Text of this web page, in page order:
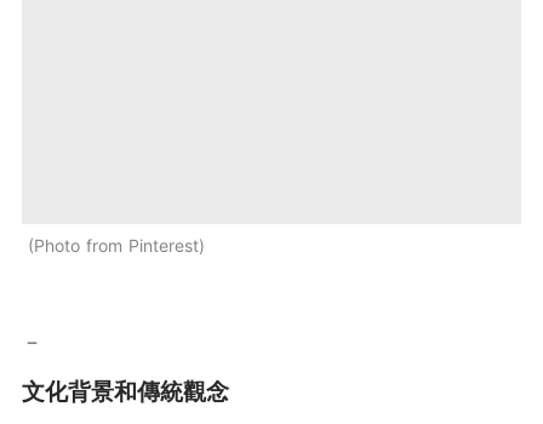
Photo from Pinterest
－
文化背景和傳統觀念